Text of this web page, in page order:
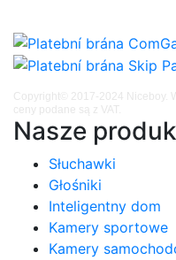
Nasze
Słuchawki
Głośniki
Inteligentny dom
Kamery sportowe
Kamery
Copyright© 2017-2024 Niceboy.
ceny podane są z VAT.